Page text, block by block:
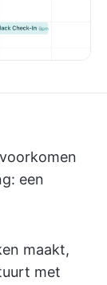
een
maakt,
met